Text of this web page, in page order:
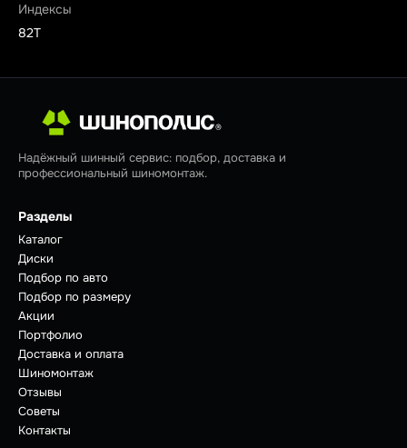
Индексы
82T
Надёжный шинный сервис: подбор, доставка и
профессиональный шиномонтаж.
Разделы
Каталог
Диски
Подбор по авто
Подбор по размеру
Акции
Портфолио
Доставка и оплата
Шиномонтаж
Отзывы
Советы
Контакты